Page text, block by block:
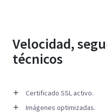
Velocidad,
técnicos
Certificado SSL activo.
Imágenes optimizadas.